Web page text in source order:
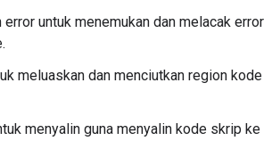
error untuk menemukan dan melacak error
meluaskan dan menciutkan region kode
menyalin guna menyalin kode skrip ke